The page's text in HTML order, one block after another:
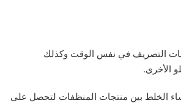
التصريف في نفس الوقت وكذلك
الأخرى.
الخلط بين منتجات المنظفات لتحصل على